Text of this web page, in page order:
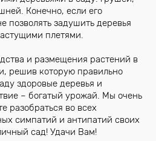
Конечно, если его
позволять задушить деревья
плетями.
и размещения растений в
решив которую правильно
здоровые деревья и
– богатый урожай. Мы очень
разобраться во всех
симпатий и антипатий своих
сад! Удачи Вам!